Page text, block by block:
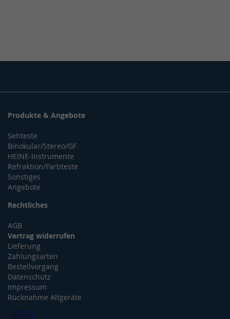
Produkte & Angebote
Sehteste
Binokular/Stereo/GF
HEINE-Instrumente
Refraktion/Farbteste
Sonstiges
Angebote
Rechtliches
AGB
Vertrag widerrufen
Lieferung
Zahlungsarten
Bestellvorgang
Datenschutz
Impressum
Rücknahme Altgeräte